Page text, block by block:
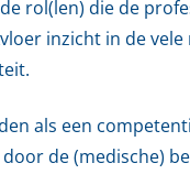
rol(len) die de
inzicht in de
als een
de (medische)